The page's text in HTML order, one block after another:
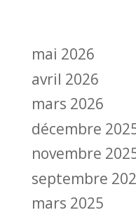
mai 2026
avril 2026
mars 2026
décembre
novembre
septembre
mars 2025